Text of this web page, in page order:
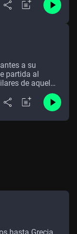
temas/dav
juega en
el conjunto
del Real
temas/ser
a su
partida al
de aquel
nos relatan en
años en el club
Rey en
Euroliga en
ganar y para